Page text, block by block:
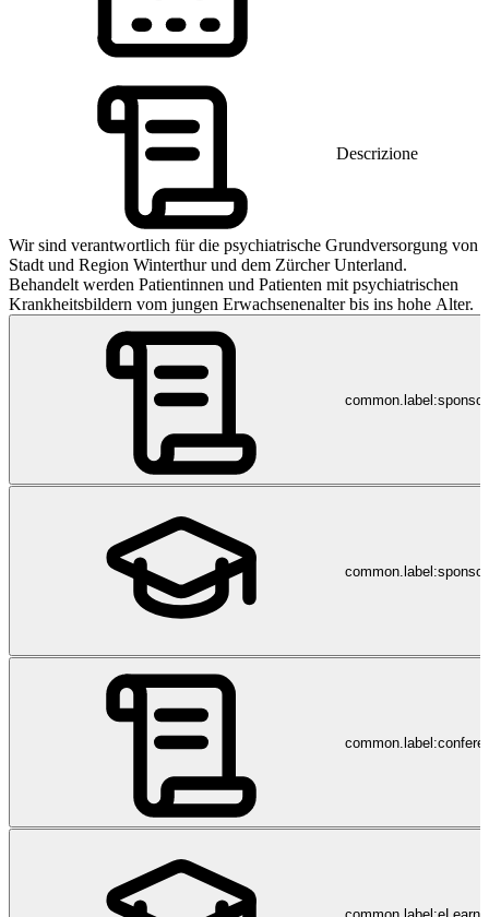
Descrizione
Wir sind verantwortlich für die psychiatrische Grundversorgung von
Stadt und Region Winterthur und dem Zürcher Unterland.
Behandelt werden Patientinnen und Patienten mit psychiatrischen
Krankheitsbildern vom jungen Erwachsenenalter bis ins hohe Alter.